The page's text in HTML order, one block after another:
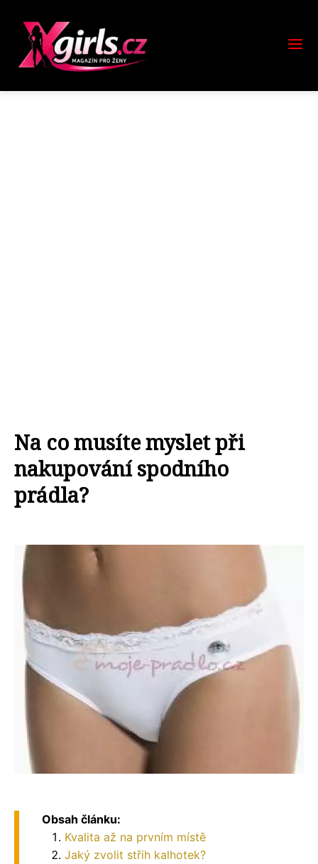
Na co musíte myslet při
nakupování spodního
prádla?
Obsah článku:
Kvalita až na prvním místě
Jaký zvolit střih kalhotek?